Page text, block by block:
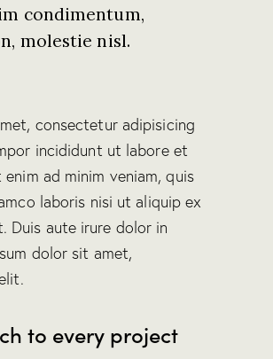
condimentum,
molestie nisl.
consectetur adipisicing
incididunt ut labore et
ad minim veniam, quis
laboris nisi ut aliquip ex
Duis aute irure dolor in
dolor sit amet,
to every project